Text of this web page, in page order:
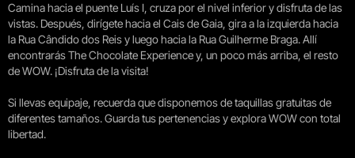
Camina hacia el puente Luís I, cruza por el nivel inferior y disfruta de las
vistas. Después, dirígete hacia el Cais de Gaia, gira a la izquierda hacia
la Rua Cândido dos Reis y luego hacia la Rua Guilherme Braga. Allí
encontrarás The Chocolate Experience y, un poco más arriba, el resto
de WOW. ¡Disfruta de la visita!
Si llevas equipaje, recuerda que disponemos de taquillas gratuitas de
diferentes tamaños. Guarda tus pertenencias y explora WOW con total
libertad.